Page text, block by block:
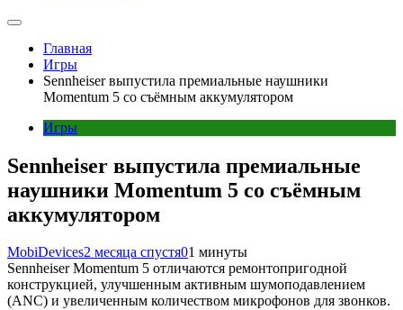
Главная
Игры
Sennheiser выпустила премиальные наушники
Momentum 5 со съёмным аккумулятором
Игры
Sennheiser выпустила премиальные
наушники Momentum 5 со съёмным
аккумулятором
MobiDevices2 месяца спустя01 минуты
Sennheiser Momentum 5 отличаются ремонтопригодной
конструкцией, улучшенным активным шумоподавлением
(ANC) и увеличенным количеством микрофонов для звонков.